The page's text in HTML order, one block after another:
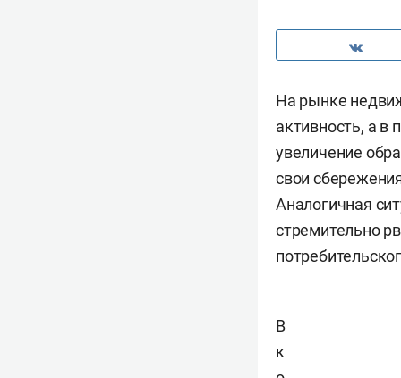
На рынке
активность, а в
увеличение
свои
Аналогичная
стремительно
В
к